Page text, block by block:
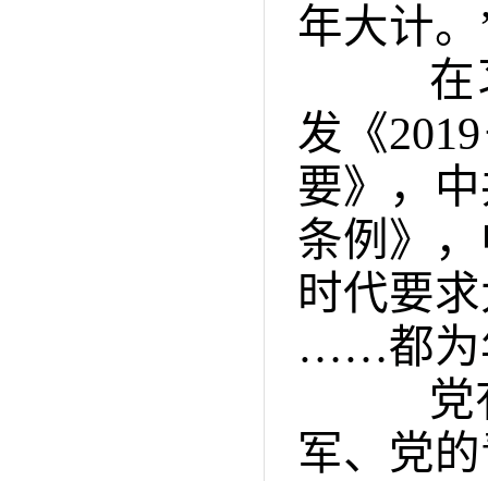
年大计。
在习
发《
要》，
条例》
时代要
……都为
党有
军、党